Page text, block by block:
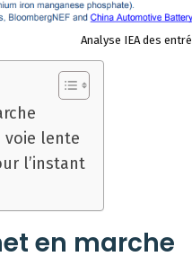
Analyse IEA des
voie lente
l’instant
en marche